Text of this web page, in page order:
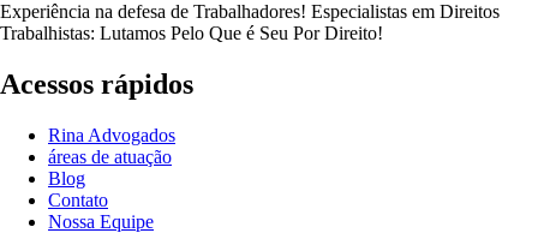
Experiência na defesa de Trabalhadores! Especialistas em Direitos
Trabalhistas: Lutamos Pelo Que é Seu Por Direito!
Acessos rápidos
Rina Advogados
áreas de atuação
Blog
Contato
Nossa Equipe